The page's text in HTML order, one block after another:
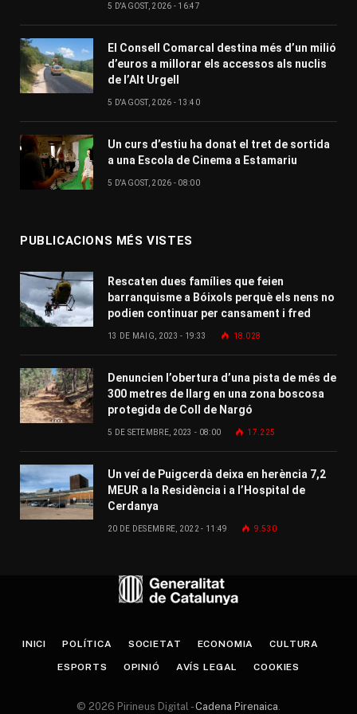
5 D'AGOST, 2026 - 16:47
El Consell Comarcal destina més d’un milió
d’euros a millorar els accessos als nuclis
de l’Alt Urgell
5 D'AGOST, 2026 - 13:40
Un curs d’estiu ha donat el tret de sortida
a una Escola de Cinema a Estamariu
5 D'AGOST, 2026 - 08:00
PUBLICACIONS MÉS VISTES
Rescaten dues famílies que feien
barranquisme a Bóixols perquè els nens no
podien continuar per cansament i fred
13 DE MAIG, 2023 - 19:33 18.028
Denuncien l’obertura d’una pista de més de
300 metres de llarg en una zona boscosa
protegida de Coll de Nargó
5 DE SETEMBRE, 2023 - 08:00 17.225
Un veí de Puigcerdà deixa en herència 7,2
MEUR a la Residència i a l’Hospital de
Cerdanya
20 DE DESEMBRE, 2022 - 11:49 9.530
INICI POLÍTICA SOCIETAT ECONOMIA CULTURA
ESPORTS OPINIÓ AVÍS LEGAL COOKIES
© 2026 Pirineus Digital -Cadena Pirenaica.